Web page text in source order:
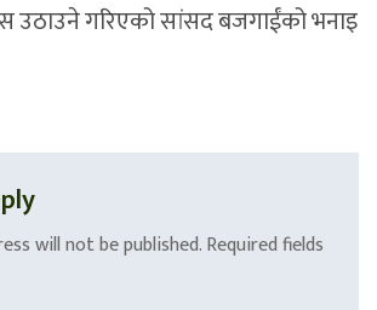
गरिएको सांसद बजगाईंको भनाइ
will not be published.Required fields